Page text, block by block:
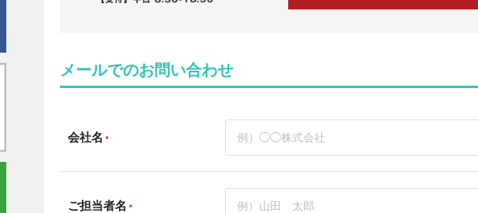
メールでのお問い合わせ
会社名 *
ご担当者名 *